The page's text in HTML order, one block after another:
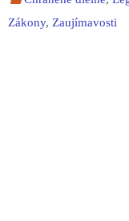
Zákony, Zaujímavosti